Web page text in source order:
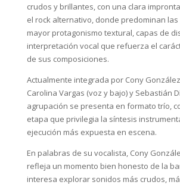
crudos y brillantes, con una clara
el rock alternativo, donde predominan
mayor protagonismo textural, capas de
interpretación vocal que refuerza el
de sus composiciones.
Actualmente integrada por Cony
Carolina Vargas (voz y bajo) y Sebastián
agrupación se presenta en formato trío,
etapa que privilegia la síntesis
ejecución más expuesta en escena.
En palabras de su vocalista, Cony
refleja un momento bien honesto de la
interesa explorar sonidos más crudos,